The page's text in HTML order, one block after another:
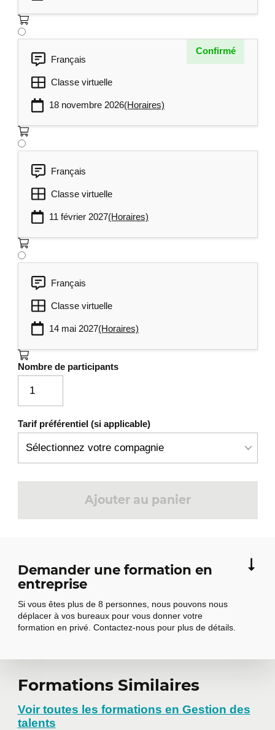
Français
Classe virtuelle
18 novembre 2026(Horaires)
Confirmé
Français
Classe virtuelle
11 février 2027(Horaires)
Français
Classe virtuelle
14 mai 2027(Horaires)
Nombre de participants
Tarif préférentiel (si applicable)
Ajouter au panier
Demander une formation en
entreprise
Si vous êtes plus de 8 personnes, nous pouvons nous
déplacer à vos bureaux pour vous donner votre
formation en privé. Contactez-nous pour plus de détails.
Demander une
formation en
Formations Similaires
Voir toutes les formations en Gestion des
talents